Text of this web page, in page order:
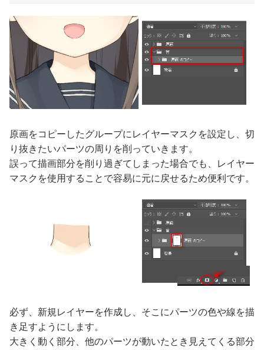
原画をコピーしたグループにレイヤーマスクを設定し、切
り抜きたいパーツの周りを削っていきます。
誤って描画部分を削り過ぎてしまった場合でも、レイヤー
マスクを使用することで容易に元に戻せるため便利です。
必ず、新規レイヤーを作成し、そこにパーツの色や線を描
き足すようにします。
大きく動く部分、他のパーツが動いたとき見えてくる部分